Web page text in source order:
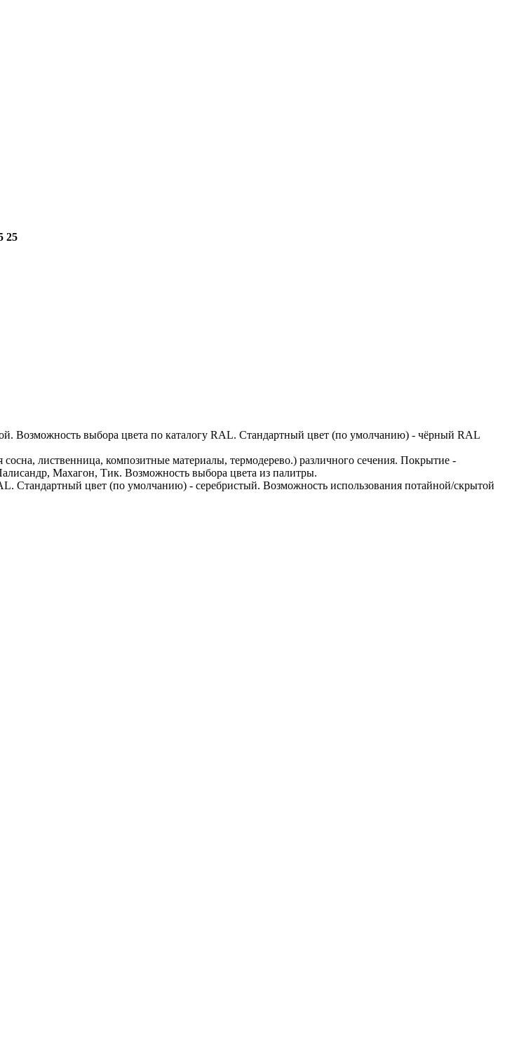
25
Возможность выбора цвета по каталогу RAL. Стандартный цвет (по умолчанию) - чёрный RAL
лиственница, композитные материалы, термодерево.) различного сечения. Покрытие -
Махагон, Тик. Возможность выбора цвета из палитры.
Стандартный цвет (по умолчанию) - серебристый. Возможность использования потайной/скрытой